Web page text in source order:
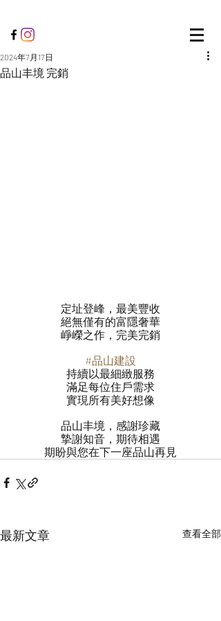
品山丰境 完銷
2024年7月17日
定址登峰，最美豐收
絕無僅有的富隱奢華
崢嶸之作，完美完銷
#品山建設
持續以最細緻服務
滿足每位住戶需求
實現所有美好想像
品山丰境，感謝珍藏
摯謝知音，期待相遇
期盼與您在下一座品山再見
最新文章 查看全部